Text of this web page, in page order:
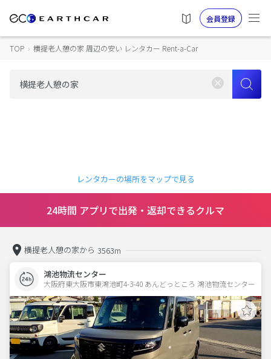
会員登録
TOP › 横提老人憩の家 周辺の安い レンタカー Rent-a-Car
レンタカーの場所をマップで見る
24時間 アプリで出発・返却できるクルマ
横提老人憩の家から 3563m
鴻池物流センター
大阪府東大阪市東鴻池町4-3-40 あんどっところ 鴻池物流センター